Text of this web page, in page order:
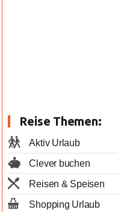
Reise Themen:
Aktiv Urlaub
Clever buchen
Reisen & Speisen
Shopping Urlaub